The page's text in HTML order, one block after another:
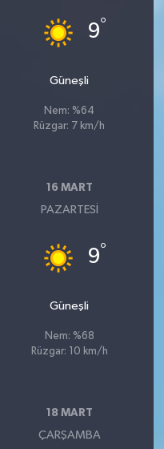
9°
Güneşli
Nem: %64
Rüzgar: 7 km/h
16 MART
PAZARTESI
9°
Güneşli
Nem: %68
Rüzgar: 10 km/h
18 MART
ÇARŞAMBA